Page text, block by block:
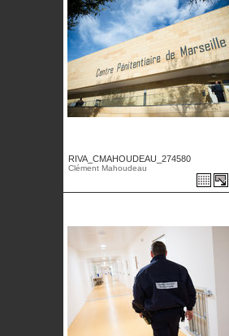
RIVA_CMAHOUDEAU_274580
Clément Mahoudeau